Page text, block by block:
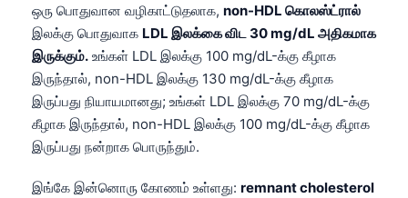
ஒரு பொதுவான வழிகாட்டுதலாக, non-HDL கொலஸ்ட்ரால்
இலக்கு பொதுவாக LDL இலக்கை விட 30 mg/dL அதிகமாக
இருக்கும். உங்கள் LDL இலக்கு 100 mg/dL-க்கு கீழாக
இருந்தால், non-HDL இலக்கு 130 mg/dL-க்கு கீழாக
இருப்பது நியாயமானது; உங்கள் LDL இலக்கு 70 mg/dL-க்கு
கீழாக இருந்தால், non-HDL இலக்கு 100 mg/dL-க்கு கீழாக
இருப்பது நன்றாக பொருந்தும்.
இங்கே இன்னொரு கோணம் உள்ளது: remnant cholesterol
മലയാളം
Bahasa Melayu
Tiếng Việt
Tagalog
ไทย
ဗမာစာ